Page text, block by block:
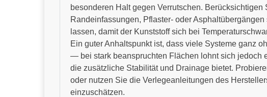
besonderen Halt gegen Verrutschen. Berücksichtigen
Randeinfassungen, Pflaster- oder
lassen, damit der Kunststoff sich bei
Ein guter Anhaltspunkt ist, dass viele Systeme ganz
— bei stark beanspruchten Flächen lohnt sich jedoch
die zusätzliche Stabilität und Drainage bietet.
oder nutzen Sie die Verlegeanleitungen des
einzuschätzen.